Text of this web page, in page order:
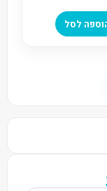
לסל